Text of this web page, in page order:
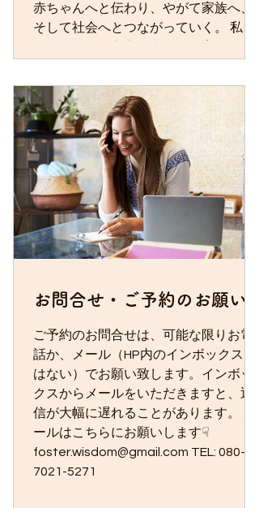
とを知り、...
赤ちゃんへと伝わり、やがて家族へ、
そして社会へとつながっていく。 私
学では、心と身体は切り離せないもの
と考えます。 身体に触れると、その方
の緊張や疲れだけでなく、不安やスト
レスを感じることもあります。 だから
といって、「良い・悪い」と判断した
いわけではありません。 その方が「ほ
っとできる場所」でありたい。 その思
いを大切にしながら、鍼灸や整体、乳
房ケアを行っています。 施術だけでは
なく、お身体の状態に合わせて、食事
いても一緒に考え、安心して過ごせる
身体が本来持っている力を引き出すお
手伝いをする力があります。 身体が元
気になると、不思議と心にも余裕が生
まれることがあります。 身体がつらい
ときも、心が疲れてしまったとき
も・・・。...
お問合せ・ご予約のお願い
ご予約のお問合せは、可能な限りお電
話か、メール（HP内のインボックスで
はない）でお願い致します。インボッ
クスからメールをいただきますと、返
信が大幅に遅れることがあります。 メ
ールはこちらにお願いします☟
foster.wisdom@gmail.com TEL: 080-
7021-5271